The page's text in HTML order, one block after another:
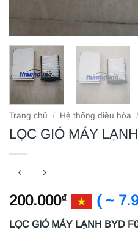
Trang chủ / Hệ thống điều hòa /
LỌC GIÓ MÁY
200.000₫ ( ~
LỌC GIÓ MÁY LẠNH BYD